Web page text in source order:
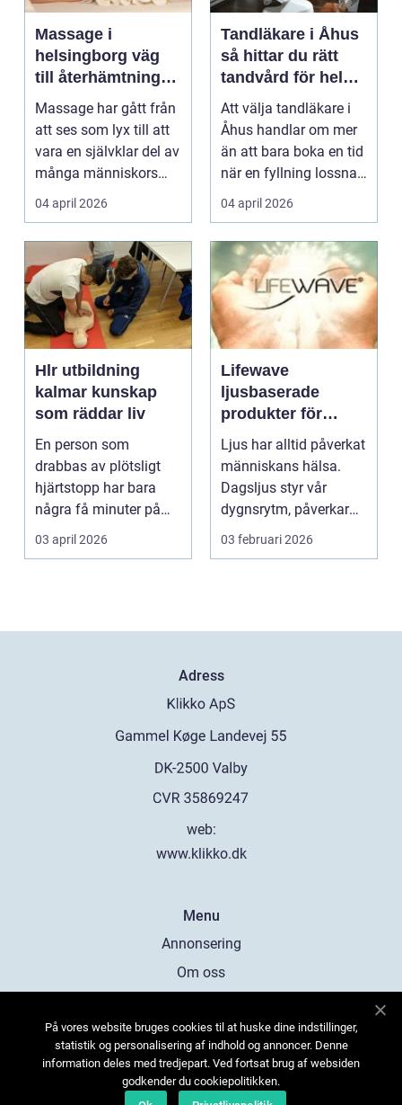
Massage i
helsingborg väg
till återhämtning
och hållbar hälsa
Massage har gått från
att ses som lyx till att
vara en självklar del av
många människors
friskvård. ...
04 april 2026
Tandläkare i Åhus
så hittar du rätt
tandvård för hela
familjen
Att välja tandläkare i
Åhus handlar om mer
än att bara boka en tid
när en fyllning lossnar
eller en ...
04 april 2026
Hlr utbildning
kalmar kunskap
som räddar liv
En person som
drabbas av plötsligt
hjärtstopp har bara
några få minuter på
sig. För varje minut
utan...
03 april 2026
Lifewave
ljusbaserade
produkter för
hälsa och
välbefinnande
Ljus har alltid påverkat
människans hälsa.
Dagsljus styr vår
dygnsrytm, påverkar
humör, sömn och ene...
03 februari 2026
Adress
web:
www.klikko.dk
Menu
Annonsering
Om oss
Kontakta oss
Sitemap
På vores website bruges cookies til at huske dine indstillinger,
statistik og personalisering af indhold og annoncer. Denne
information deles med tredjepart. Ved fortsat brug af websiden
godkender du cookiepolitikken.